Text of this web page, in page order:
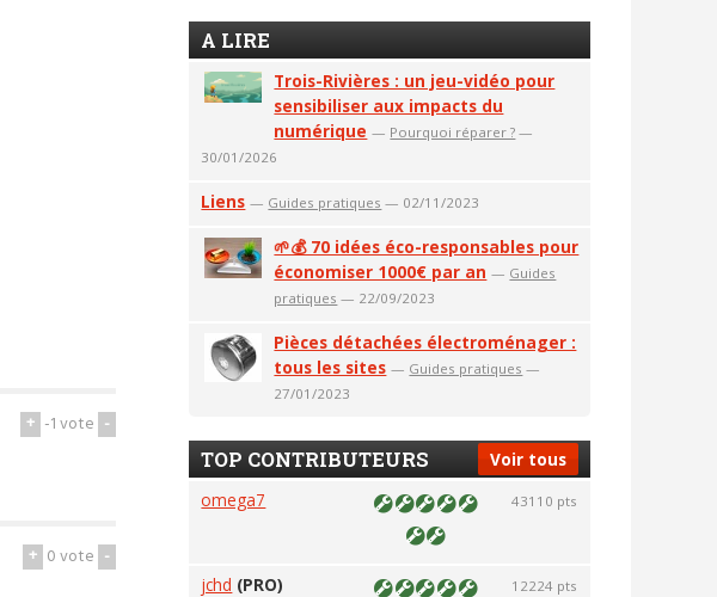
+ -1vote -
+ 0vote -
A LIRE
Trois-Rivières : un jeu-vidéo pour
sensibiliser aux impacts du
numérique — Pourquoi réparer ? —
30/01/2026
Liens — Guides pratiques — 02/11/2023
🌱💰 70 idées éco-responsables pour
économiser 1000€ par an — Guides
pratiques — 22/09/2023
Pièces détachées électroménager :
tous les sites — Guides pratiques —
27/01/2023
Voir tous
TOP CONTRIBUTEURS
omega7 43110 pts
jchd (PRO) 12224 pts